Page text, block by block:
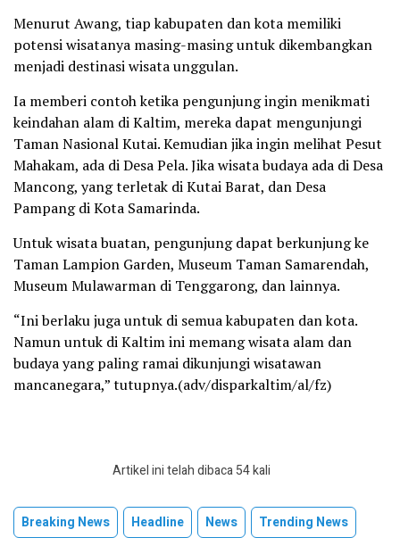
Menurut Awang, tiap kabupaten dan kota memiliki
potensi wisatanya masing-masing untuk dikembangkan
menjadi destinasi wisata unggulan.
Ia memberi contoh ketika pengunjung ingin menikmati
keindahan alam di Kaltim, mereka dapat mengunjungi
Taman Nasional Kutai. Kemudian jika ingin melihat Pesut
Mahakam, ada di Desa Pela. Jika wisata budaya ada di Desa
Mancong, yang terletak di Kutai Barat, dan Desa
Pampang di Kota Samarinda.
Untuk wisata buatan, pengunjung dapat berkunjung ke
Taman Lampion Garden, Museum Taman Samarendah,
Museum Mulawarman di Tenggarong, dan lainnya.
“Ini berlaku juga untuk di semua kabupaten dan kota.
Namun untuk di Kaltim ini memang wisata alam dan
budaya yang paling ramai dikunjungi wisatawan
mancanegara,” tutupnya.(adv/disparkaltim/al/fz)
Artikel ini telah dibaca 54 kali
Breaking News Headline News Trending News